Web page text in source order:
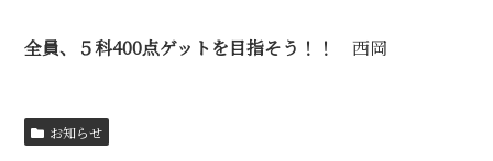
全員、５科400点ゲットを目指そう！！西岡
お知らせ